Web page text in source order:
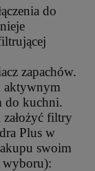
do
zapachów.
aktywnym
do kuchni.
filtry
Plus w
swoim